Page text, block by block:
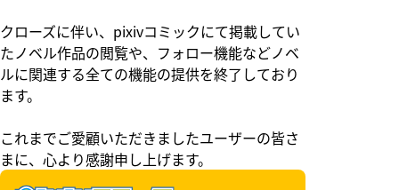
クローズに伴い、pixivコミックにて掲載してい
たノベル作品の閲覧や、フォロー機能などノベ
ルに関連する全ての機能の提供を終了しており
ます。
これまでご愛顧いただきましたユーザーの皆さ
まに、心より感謝申し上げます。